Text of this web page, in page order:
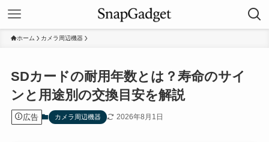
ホーム カメラ周辺機器
SDカードの耐用年数とは？寿命のサイ
ンと用途別の交換目安を解説
広告 カメラ周辺機器 2026年8月1日